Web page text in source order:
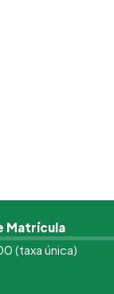
Matrícula
(taxa única)